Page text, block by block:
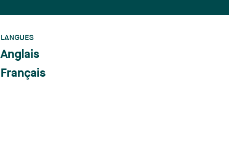
LANGUES
Anglais
Français